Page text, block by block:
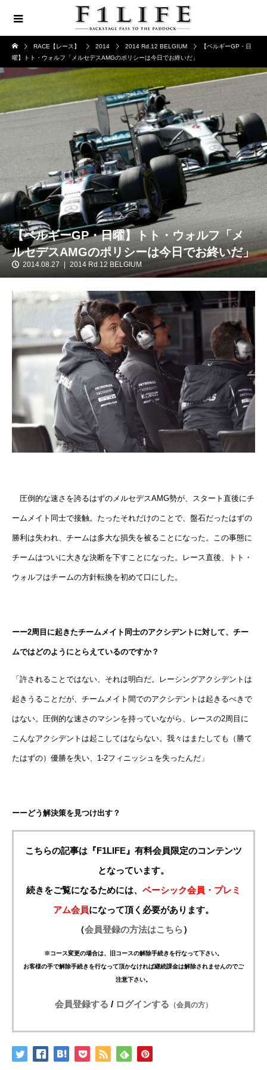
RACE【レース】 2014 2014 Rd.12 BELGIUM
【ベルギーGP・日
曜】トト・ウォルフ「メルセデスAMGのポリシーは今日でお終いだ」
【ベルギーGP・日曜】トト・ウォルフ「メ
ルセデスAMGのポリシーは今日でお終いだ」
2014.08.27 2014 Rd.12 BELGIUM
圧倒的な速さを誇るはずのメルセデスAMG勢が、スタート直後にチ
ームメイト同士で接触。たったそれだけのことで、盤石だったはずの
勝利は失われ、チームは多大な損失を被ることになった。この事態に
チームはついに大きな決断を下すことになった。レース直後、トト・
ウォルフはチームの方針転換を初めて口にした。
ーー2周目に起きたチームメイト同士のアクシデントに対して、チー
ムではどのようにとらえているのですか？
「許されることではない、それは明白だ。レーシングアクシデントは
起きうることだが、チームメイト間でのアクシデントは起きるべきで
はない。圧倒的な速さのマシンを持っていながら、レースの2周目に
こんなアクシデントは起こしてはならない。我々はまたしても（勝て
たはずの）優勝を失い、1-2フィニッシュを失ったんだ」
ーーどう解決策を見つけ出す？
こちらの記事は『F1LIFE』有料会員限定のコンテンツ
となっています。
続きをご覧になるためには、 ベーシック会員・プレミ
アム会員になって頂く必要があります。
（会員登録の方法はこちら）
※コース変更の場合は、旧コースの解除手続きを行なって下さい。
お客様の手で解除手続きを行なって頂かなければ継続課金は解除されませんのでご
注意下さい。
会員登録する / ログインする （会員の方）